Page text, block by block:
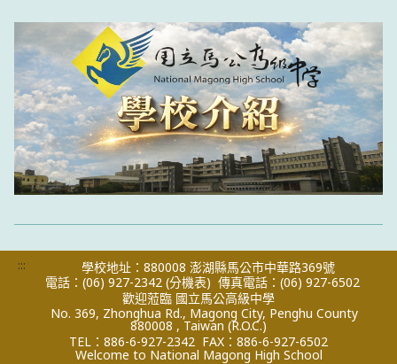
:::
學校地址：880008 澎湖縣馬公市中華路369號
電話：(06) 927-2342 (分機表) 傳真電話：(06) 927-6502
歡迎蒞臨 國立馬公高級中學
No. 369, Zhonghua Rd., Magong City, Penghu County
880008 , Taiwan (R.O.C.)
TEL：886-6-927-2342 FAX：886-6-927-6502
Welcome to National Magong High School